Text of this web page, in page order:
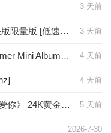
3 天前
3 天前
轨WAV+CUE]整轨
4 天前
》2026/FLAC/BD
4 天前
5 天前
黄金母盘 wav分轨
2026-7-30